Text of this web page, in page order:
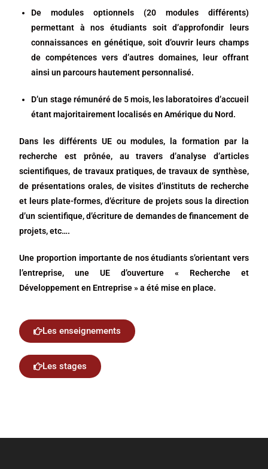
De modules optionnels (20 modules différents)
permettant à nos étudiants soit d’approfondir leurs
connaissances en génétique, soit d’ouvrir leurs champs
de compétences vers d’autres domaines, leur offrant
ainsi un parcours hautement personnalisé.
D’un stage rémunéré de 5 mois, les laboratoires d’accueil
étant majoritairement localisés en Amérique du Nord.
Dans les différents UE ou modules, la formation par la
recherche est prônée, au travers d’analyse d’articles
scientifiques, de travaux pratiques, de travaux de synthèse,
de présentations orales, de visites d’instituts de recherche
et leurs plate-formes, d’écriture de projets sous la direction
d’un scientifique, d’écriture de demandes de financement de
projets, etc….
Une proportion importante de nos étudiants s’orientant vers
l’entreprise, une UE d’ouverture « Recherche et
Développement en Entreprise » a été mise en place.
Les enseignements
Les stages